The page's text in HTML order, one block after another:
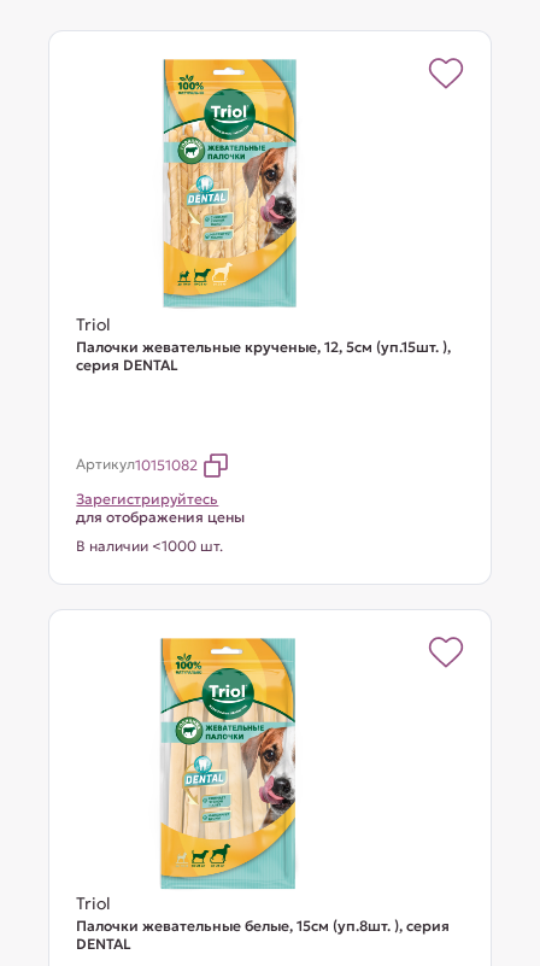
Triol
Палочки жевательные крученые, 12, 5см (уп.15шт. ),
серия DENTAL
Артикул10151082
Зарегистрируйтесь
для отображения цены
В наличии <1000 шт.
Triol
Палочки жевательные белые, 15см (уп.8шт. ), серия
DENTAL